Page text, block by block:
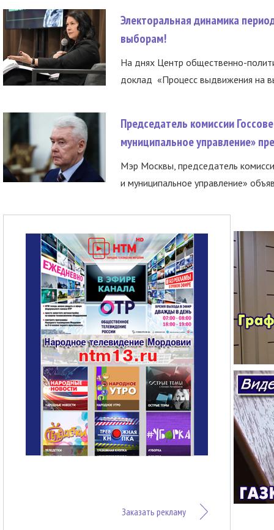
Электоральная динамика
выборам!
На днях Центр общественно-
доклад «Процесс выдвижения на
Председатель комиссии
муниципальное управление»
Мэр Москвы, председатель
и муниципальное управление»
Заказать рекламу